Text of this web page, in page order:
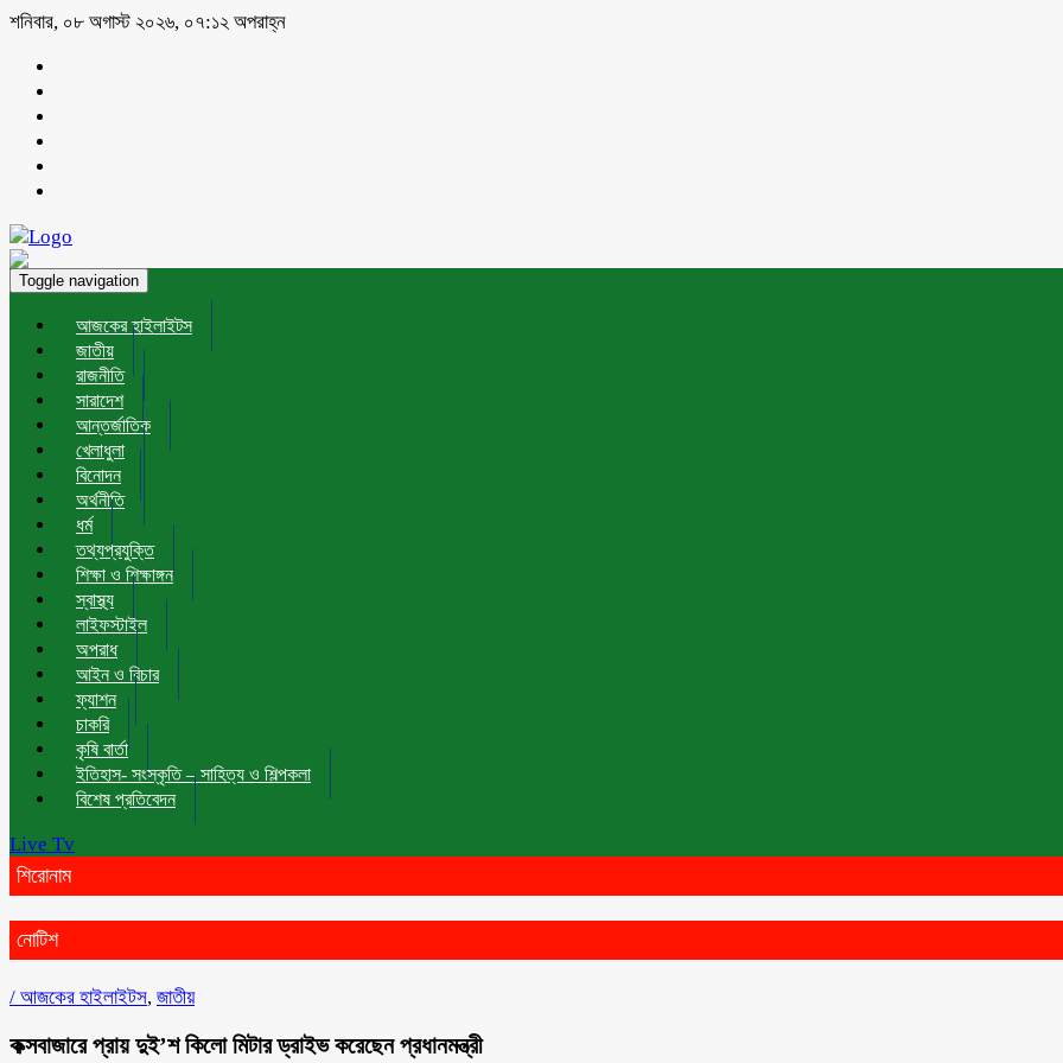
শনিবার, ০৮ অগাস্ট ২০২৬, ০৭:১২ অপরাহ্ন
Toggle navigation
আজকের হাইলাইটস
জাতীয়
রাজনীতি
সারাদেশ
আন্তর্জাতিক
খেলাধুলা
বিনোদন
অর্থনীতি
ধর্ম
তথ্যপ্রযুক্তি
শিক্ষা ও শিক্ষাঙ্গন
স্বাস্থ্য
লাইফস্টাইল
অপরাধ
আইন ও বিচার
ফ্যাশন
চাকরি
কৃষি বার্তা
ইতিহাস- সংস্কৃতি – সাহিত্য ও শিল্পকলা
বিশেষ প্রতিবেদন
Live Tv
শিরোনাম
নোটিশ
/ আজকের হাইলাইটস, জাতীয়
কক্সবাজারে প্রায় দুই’শ কিলো মিটার ড্রাইভ করেছেন প্রধানমন্ত্রী